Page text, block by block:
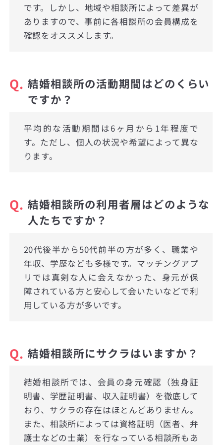
です。しかし、地域や相談所によって差異が
ありますので、事前に各相談所の会員構成を
確認をオススメします。
Q. 結婚相談所の活動期間はどのくらい
ですか？
平均的な活動期間は6ヶ月から1年程度で
す。ただし、個人の状況や希望によって異な
ります。
Q. 結婚相談所の利用者層はどのような
人たちですか？
20代後半から50代前半の方が多く、職業や
年収、学歴なども多様です。マッチングアプ
リでは真剣な人に会えなかった、身元が保
障されている方と安心して会いたいなどで利
用している方が多いです。
Q. 結婚相談所にサクラはいますか？
結婚相談所では、会員の身元確認（独身証
明書、学歴証明書、収入証明書）を徹底して
おり、サクラの存在はほとんどありません。
また、相談所によっては資格証明（医者、弁
護士などの士業）を行なっている相談所もあ